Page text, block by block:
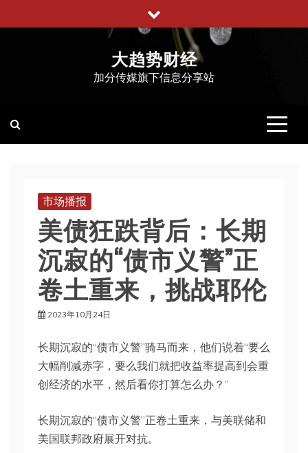
至
大趋势财经
加分传媒旗下信息分享站
市场播报
美债狂跌背后：长期
沉寂的“债市义警”正
卷土重来，挑战耶伦
2023年10月24日
长期沉寂的“债市义警”骑马而来，他们说着“要么
大幅削减赤字，要么我们就把收益率提高到会重
创经济的水平，然后看你打算怎么办？”
长期沉寂的“债市义警”正卷土重来，与美联储和
美国联邦政府展开对抗。